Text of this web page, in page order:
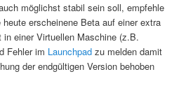
möglichst stabil sein soll, empfehle
erscheinene Beta auf einer extra
einer Virtuellen Maschine (z.B.
Fehler im Launchpad zu melden damit
der endgültigen Version behoben